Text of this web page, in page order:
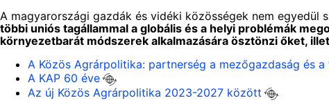
A magyarországi gazdák és vidéki közösségek nem egyedül
többi uniós tagállammal a globális és a helyi problémák
környezetbarát módszerek alkalmazására ösztönzi őket,
A Közös Agrárpolitika: partnerség a mezőgazdaság és
A KAP 60 éve
Az új Közös Agrárpolitika 2023-2027 között